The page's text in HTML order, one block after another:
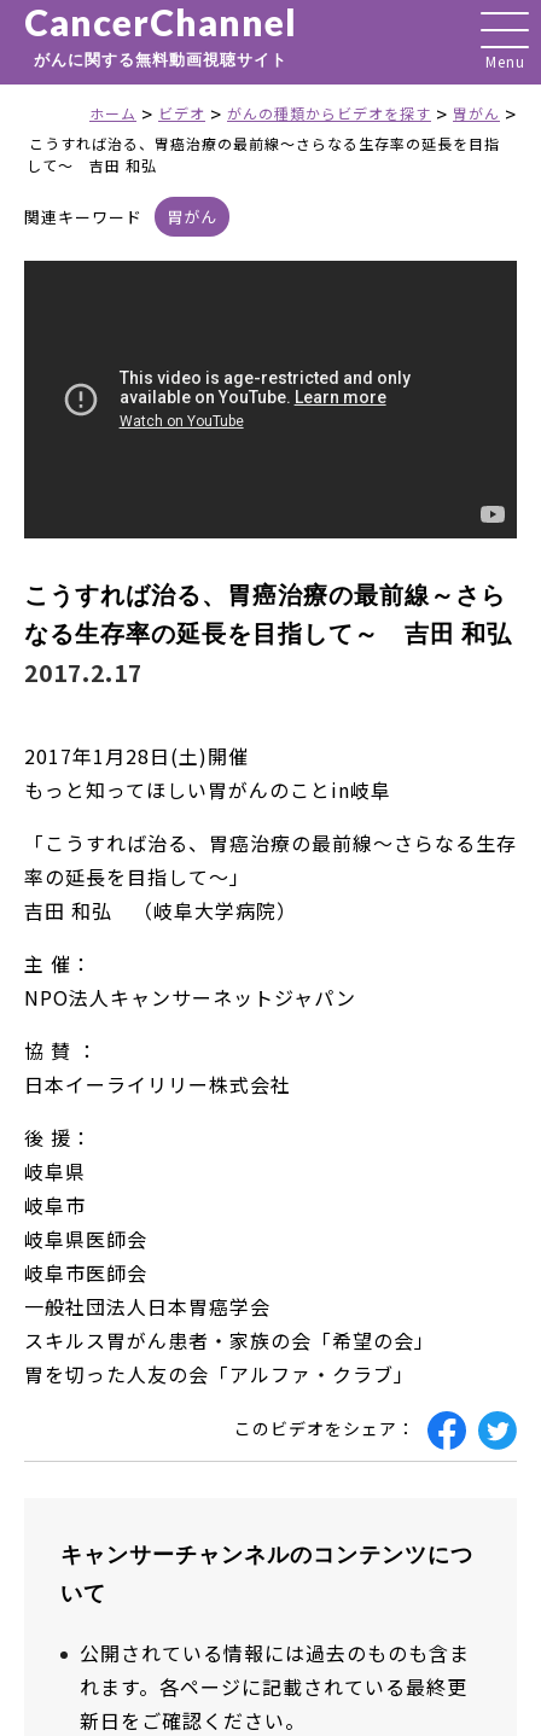
CancerChannel
がんに関する無料動画視聴サイト
ホーム > ビデオ > がんの種類からビデオを探す > 胃がん >
こうすれば治る、胃癌治療の最前線～さらなる生存率の延長を目指
して～ 吉田 和弘
関連キーワード 胃がん
こうすれば治る、胃癌治療の最前線～さら
なる生存率の延長を目指して～ 吉田 和弘
2017.2.17
2017年1月28日(土)開催
もっと知ってほしい胃がんのことin岐阜
「こうすれば治る、胃癌治療の最前線～さらなる生存
率の延長を目指して～」
吉田 和弘 （岐阜大学病院）
主 催：
NPO法人キャンサーネットジャパン
協 賛 ：
日本イーライリリー株式会社
後 援：
岐阜県
岐阜市
岐阜県医師会
岐阜市医師会
一般社団法人日本胃癌学会
スキルス胃がん患者・家族の会「希望の会」
胃を切った人友の会「アルファ・クラブ」
このビデオをシェア：
キャンサーチャンネルのコンテンツにつ
いて
公開されている情報には過去のものも含ま
れます。各ページに記載されている最終更
新日をご確認ください。